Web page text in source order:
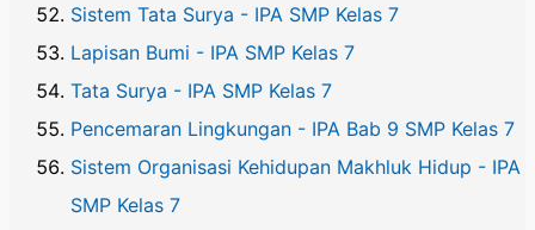
Sistem Tata Surya - IPA SMP Kelas 7
Lapisan Bumi - IPA SMP Kelas 7
Tata Surya - IPA SMP Kelas 7
Pencemaran Lingkungan - IPA Bab 9 SMP Kelas 7
Sistem Organisasi Kehidupan Makhluk Hidup - IPA
SMP Kelas 7